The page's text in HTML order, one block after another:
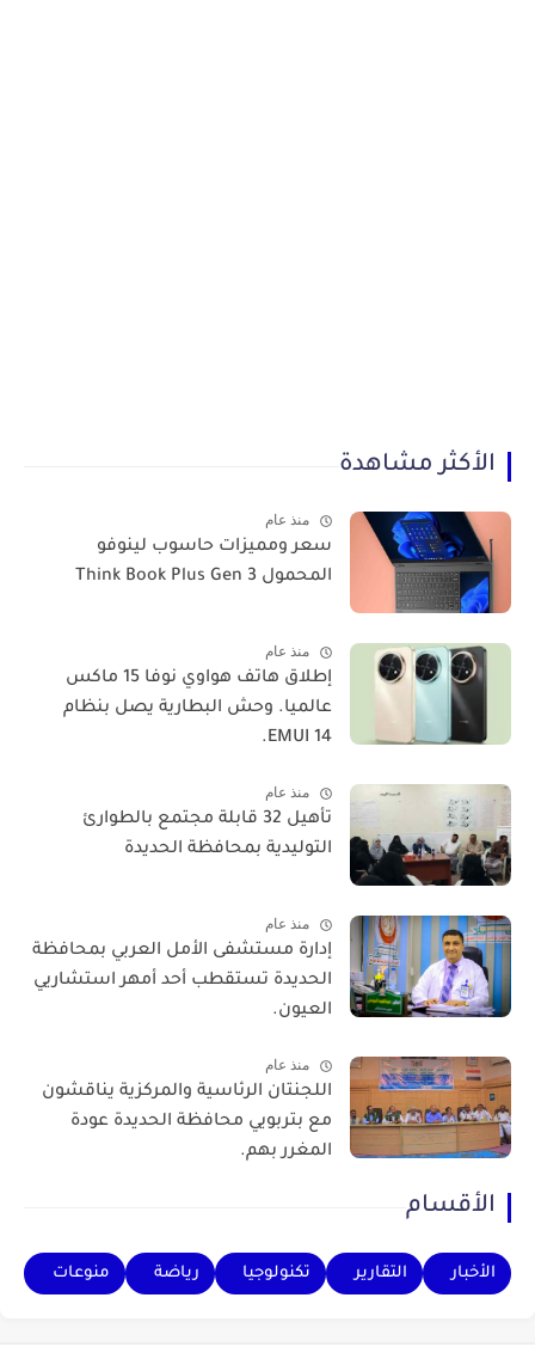
الأكثر مشاهدة
منذ عام
سعر ومميزات حاسوب لينوفو
المحمول Think Book Plus Gen 3
منذ عام
​إطلاق هاتف هواوي نوفا 15 ماكس
عالميا. وحش البطارية يصل بنظام
EMUI 14.
منذ عام
تأهيل 32 قابلة مجتمع بالطوارئ
التوليدية بمحافظة الحديدة
منذ عام
إدارة مستشفى الأمل العربي بمحافظة
الحديدة تستقطب أحد أمهر استشاريي
العيون.
منذ عام
اللجنتان الرئاسية والمركزية يناقشون
مع بتربويي محافظة الحديدة عودة
المغرر بهم.
الأقسام
الأخبار التقارير تكنولوجيا رياضة منوعات